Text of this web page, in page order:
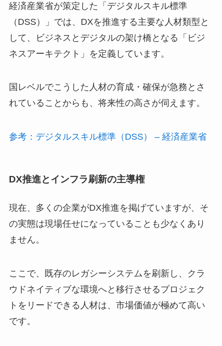
経済産業省が策定した「デジタルスキル標準
（DSS）」では、DXを推進する主要な人材類型と
して、ビジネスとデジタルの架け橋となる「ビジ
ネスアーキテクト」を定義しています。
国レベルでこうした人材の育成・確保が急務とさ
れていることからも、将来性の高さが伺えます。
参考：デジタルスキル標準（DSS） – 経済産業省
DX推進とインフラ刷新の主導権
現在、多くの企業がDX推進を掲げていますが、そ
の実態は現場任せになっていることも少なくあり
ません。
ここで、既存のレガシーシステムを刷新し、クラ
ウドネイティブな環境へと移行させるプロジェク
トをリードできる人材は、市場価値が極めて高い
です。